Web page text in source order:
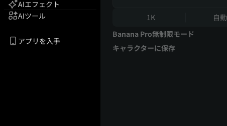
AIエフェクト
AIツール
アプリを入手
1K 自動
Banana Pro無制限モード
キャラクターに保存